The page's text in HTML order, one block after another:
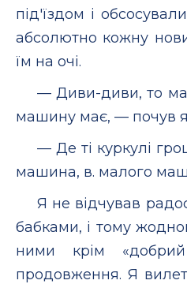
під'їздом і
абсолютно кожну
їм на очі.
— Диви-диви, то
машину має, — почув
— Де ті куркулі
машина, в. малого
Я не відчував
бабками, і тому
ними крім
продовження. Я